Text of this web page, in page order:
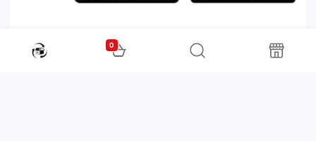
All rights reserved. Powered by Martoo © 2026
0